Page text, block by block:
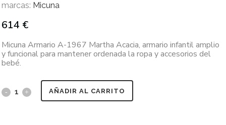
marcas: Micuna
614 €
Micuna Armario A-1967 Martha Acacia, armario infantil amplio
y funcional para mantener ordenada la ropa y accesorios del
bebé.
AÑADIR AL CARRITO